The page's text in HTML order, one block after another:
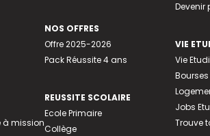
à mission
NOS OFFRES
Offre 2025-2026
Pack Réussite 4 ans
REUSSITE SCOLAIRE
Ecole Primaire
Collège
Devenir
VIE
Vie
Jobs
Trouve